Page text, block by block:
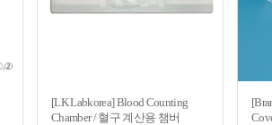
[LK Labkorea] Blood Counting
Chamber / 혈구 계산용 챔버